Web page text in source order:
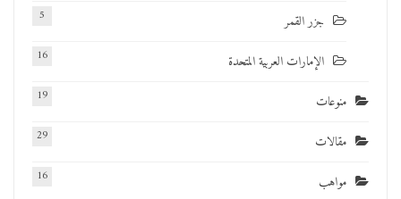
جزر القمر 5
الإمارات العربية المتحدة 16
منوعات 19
مقالات 29
مواهب 16